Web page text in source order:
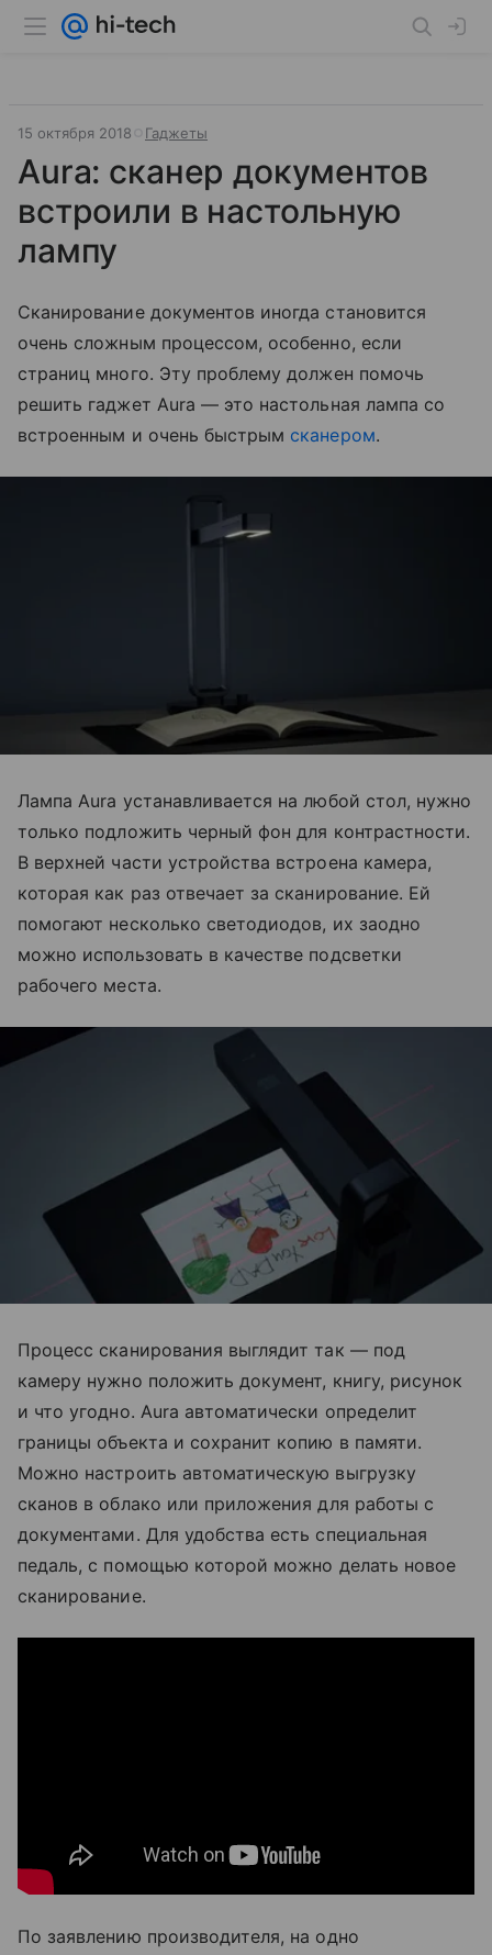
15 октября 2018 Гаджеты
Aura: сканер документов
встроили в настольную
лампу
Сканирование документов иногда становится
очень сложным процессом, особенно, если
страниц много. Эту проблему должен помочь
решить гаджет Aura — это настольная лампа со
встроенным и очень быстрым сканером.
Лампа Aura устанавливается на любой стол, нужно
только подложить черный фон для контрастности.
В верхней части устройства встроена камера,
которая как раз отвечает за сканирование. Ей
помогают несколько светодиодов, их заодно
можно использовать в качестве подсветки
рабочего места.
Процесс сканирования выглядит так — под
камеру нужно положить документ, книгу, рисунок
и что угодно. Aura автоматически определит
границы объекта и сохранит копию в памяти.
Можно настроить автоматическую выгрузку
сканов в облако или приложения для работы с
документами. Для удобства есть специальная
педаль, с помощью которой можно делать новое
сканирование.
По заявлению производителя, на одно